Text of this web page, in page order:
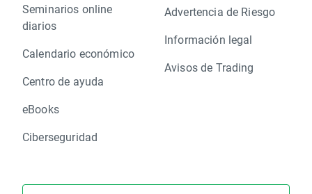
Seminarios online
diarios
Calendario económico
Centro de ayuda
eBooks
Ciberseguridad
Advertencia de Riesgo
Información legal
Avisos de Trading